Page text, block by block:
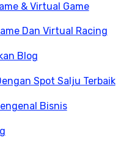
& Virtual Game
Dan Virtual Racing
Blog
Spot Salju Terbaik
Bisnis